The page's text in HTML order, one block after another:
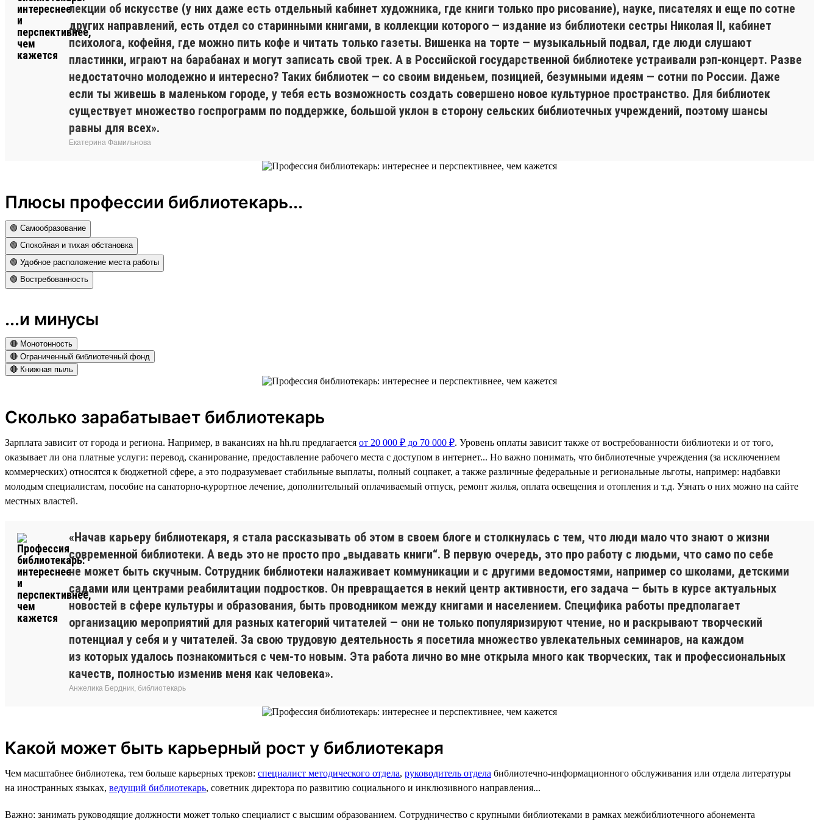
лекции об искусстве (у них даже есть отдельный кабинет художника, где книги только про рисование), науке, писателях и еще по сотне
других направлений, есть отдел со старинными книгами, в коллекции которого — издание из библиотеки сестры Николая II, кабинет
психолога, кофейня, где можно пить кофе и читать только газеты. Вишенка на торте — музыкальный подвал, где люди слушают
пластинки, играют на барабанах и могут записать свой трек. А в Российской государственной библиотеке устраивали рэп-концерт. Разве
недостаточно молодежно и интересно? Таких библиотек — со своим виденьем, позицией, безумными идеям — сотни по России. Даже
если ты живешь в маленьком городе, у тебя есть возможность создать совершено новое культурное пространство. Для библиотек
существует множество госпрограмм по поддержке, большой уклон в сторону сельских библиотечных учреждений, поэтому шансы
равны для всех».
Екатерина Фамильнова
Плюсы профессии библиотекарь...
🟢 Самообразование
🟢 Спокойная и тихая обстановка
🟢 Удобное расположение места работы
🟢 Востребованность
...и минусы
🔴 Монотонность
🔴 Ограниченный библиотечный фонд
🔴 Книжная пыль
Сколько зарабатывает библиотекарь
Зарплата зависит от города и региона. Например, в вакансиях на hh.ru предлагается от 20 000 ₽ до 70 000 ₽. Уровень оплаты зависит также от востребованности библиотеки и от того,
оказывает ли она платные услуги: перевод, сканирование, предоставление рабочего места с доступом в интернет... Но важно понимать, что библиотечные учреждения (за исключением
коммерческих) относятся к бюджетной сфере, а это подразумевает стабильные выплаты, полный соцпакет, а также различные федеральные и региональные льготы, например: надбавки
молодым специалистам, пособие на санаторно-курортное лечение, дополнительный оплачиваемый отпуск, ремонт жилья, оплата освещения и отопления и т.д. Узнать о них можно на сайте
местных властей.
«Начав карьеру библиотекаря, я стала рассказывать об этом в своем блоге и столкнулась с тем, что люди мало что знают о жизни
современной библиотеки. А ведь это не просто про „выдавать книги“. В первую очередь, это про работу с людьми, что само по себе
не может быть скучным. Сотрудник библиотеки налаживает коммуникации и с другими ведомостями, например со школами, детскими
садами или центрами реабилитации подростков. Он превращается в некий центр активности, его задача — быть в курсе актуальных
новостей в сфере культуры и образования, быть проводником между книгами и населением. Специфика работы предполагает
организацию мероприятий для разных категорий читателей — они не только популяризируют чтение, но и раскрывают творческий
потенциал у себя и у читателей. За свою трудовую деятельность я посетила множество увлекательных семинаров, на каждом
из которых удалось познакомиться с чем-то новым. Эта работа лично во мне открыла много как творческих, так и профессиональных
качеств, полностью изменив меня как человека».
Анжелика Бердник, библиотекарь
Какой может быть карьерный рост у библиотекаря
Чем масштабнее библиотека, тем больше карьерных треков: специалист методического отдела, руководитель отдела библиотечно-информационного обслуживания или отдела литературы
на иностранных языках, ведущий библиотекарь, советник директора по развитию социального и инклюзивного направления...
Важно: занимать руководящие должности может только специалист с высшим образованием. Сотрудничество с крупными библиотеками в рамках межбиблиотечного абонемента